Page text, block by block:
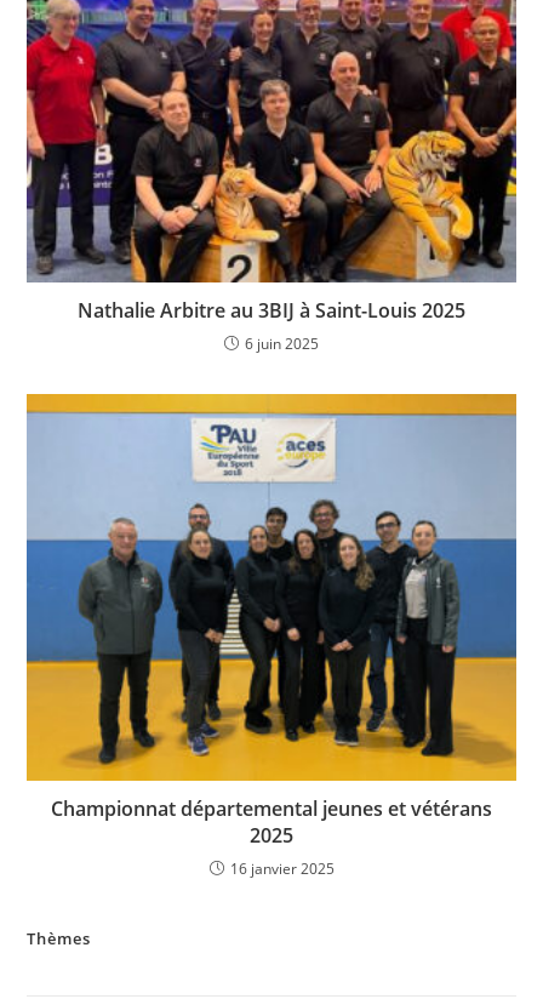
Nathalie Arbitre au 3BIJ à Saint-Louis 2025
6 juin 2025
Championnat départemental jeunes et vétérans
2025
16 janvier 2025
Thèmes